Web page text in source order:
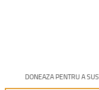
DONEAZA PENTRU A